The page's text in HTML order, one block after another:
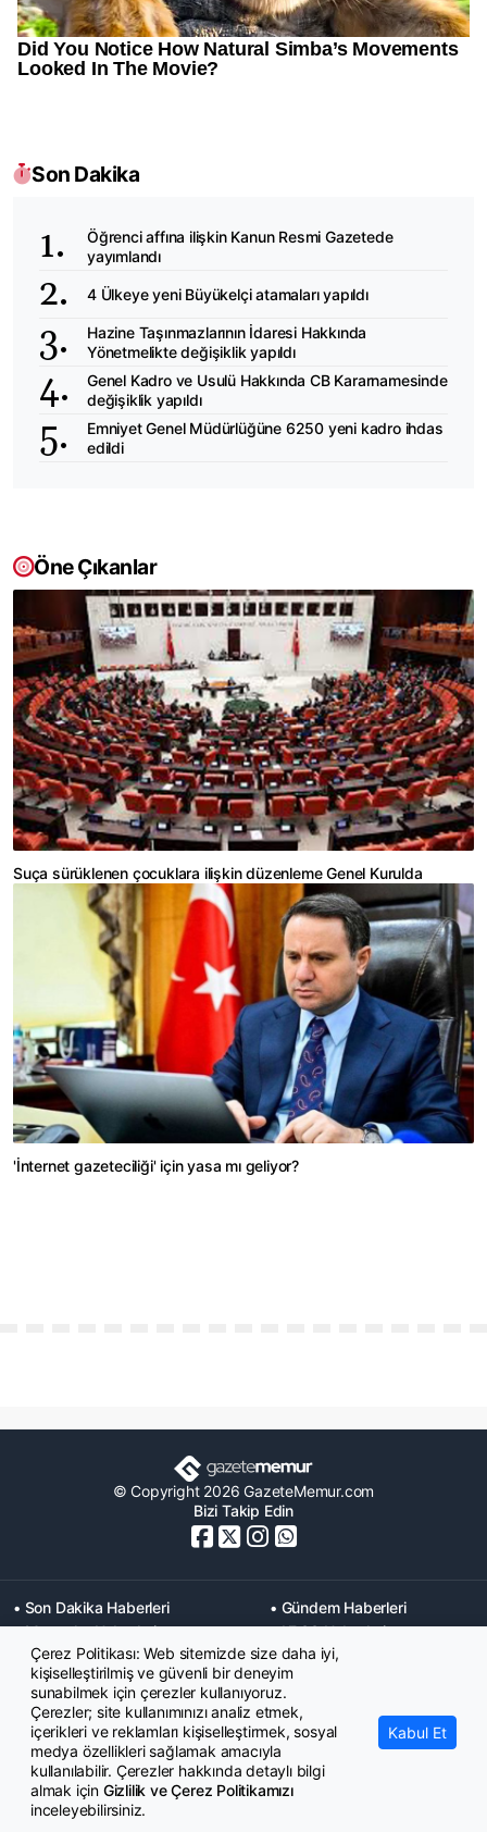
Son Dakika
Öğrenci affına ilişkin Kanun Resmi Gazetede
yayımlandı
4 Ülkeye yeni Büyükelçi atamaları yapıldı
Hazine Taşınmazlarının İdaresi Hakkında
Yönetmelikte değişiklik yapıldı
Genel Kadro ve Usulü Hakkında CB Kararnamesinde
değişiklik yapıldı
Emniyet Genel Müdürlüğüne 6250 yeni kadro ihdas
edildi
Öne Çıkanlar
Suça sürüklenen çocuklara ilişkin düzenleme Genel Kurulda
'İnternet gazeteciliği' için yasa mı geliyor?
© Copyright 2026 GazeteMemur.com
Bizi Takip Edin
• Son Dakika Haberleri
• Gündem Haberleri
• Memurlar Haberleri
• KPSS Haberleri
• Ekonomi Haberleri
• Eğitim Haberleri
• Yaşam Haberleri
• Maaş Verileri Haberleri
• Mahkeme Kararları
Haberleri
Çerez Politikası: Web sitemizde size daha iyi,
kişiselleştirilmiş ve güvenli bir deneyim
sunabilmek için çerezler kullanıyoruz.
Çerezler; site kullanımınızı analiz etmek,
içerikleri ve reklamları kişiselleştirmek, sosyal
medya özellikleri sağlamak amacıyla
kullanılabilir. Çerezler hakkında detaylı bilgi
almak için Gizlilik ve Çerez Politikamızı
inceleyebilirsiniz.
Kabul Et